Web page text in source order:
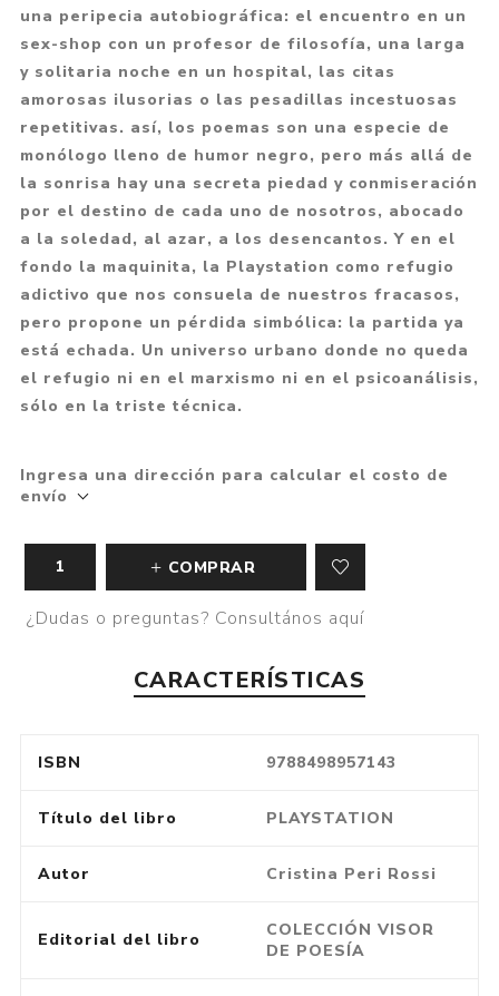
una peripecia autobiográfica: el encuentro en un
sex-shop con un profesor de filosofía, una larga
y solitaria noche en un hospital, las citas
amorosas ilusorias o las pesadillas incestuosas
repetitivas. así, los poemas son una especie de
monólogo lleno de humor negro, pero más allá de
la sonrisa hay una secreta piedad y conmiseración
por el destino de cada uno de nosotros, abocado
a la soledad, al azar, a los desencantos. Y en el
fondo la maquinita, la Playstation como refugio
adictivo que nos consuela de nuestros fracasos,
pero propone un pérdida simbólica: la partida ya
está echada. Un universo urbano donde no queda
el refugio ni en el marxismo ni en el psicoanálisis,
sólo en la triste técnica.
Ingresa una dirección para calcular el costo de
envío
COMPRAR
¿Dudas o preguntas? Consultános aquí
CARACTERÍSTICAS
ISBN 9788498957143
Título del libro PLAYSTATION
Autor Cristina Peri Rossi
Editorial del libro
COLECCIÓN VISOR
DE POESÍA